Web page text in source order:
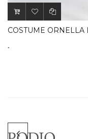
COSTUME ORNELLA
.